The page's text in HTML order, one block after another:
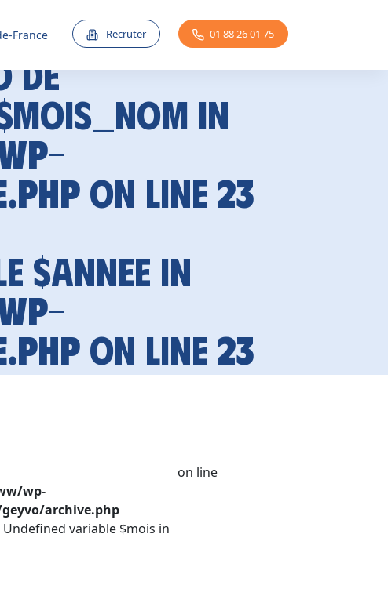
France Recruter 01 88 26 01 75
de
in
on line 23
$annee in
on line 23
wp-
archive.php
on line
Undefined variable $mois in